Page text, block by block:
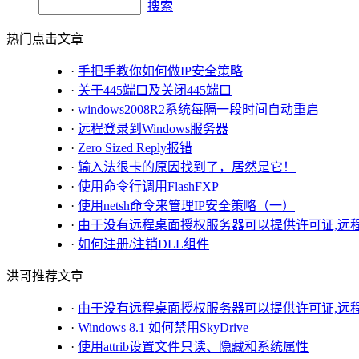
搜索
热门点击文章
· 手把手教你如何做IP安全策略
· 关于445端口及关闭445端口
· windows2008R2系统每隔一段时间自动重启
· 远程登录到Windows服务器
· Zero Sized Reply报错
· 输入法很卡的原因找到了，居然是它！
· 使用命令行调用FlashFXP
· 使用netsh命令来管理IP安全策略（一）
· 由于没有远程桌面授权服务器可以提供许可证,远
· 如何注册/注销DLL组件
洪哥推荐文章
· 由于没有远程桌面授权服务器可以提供许可证,远
· Windows 8.1 如何禁用SkyDrive
· 使用attrib设置文件只读、隐藏和系统属性